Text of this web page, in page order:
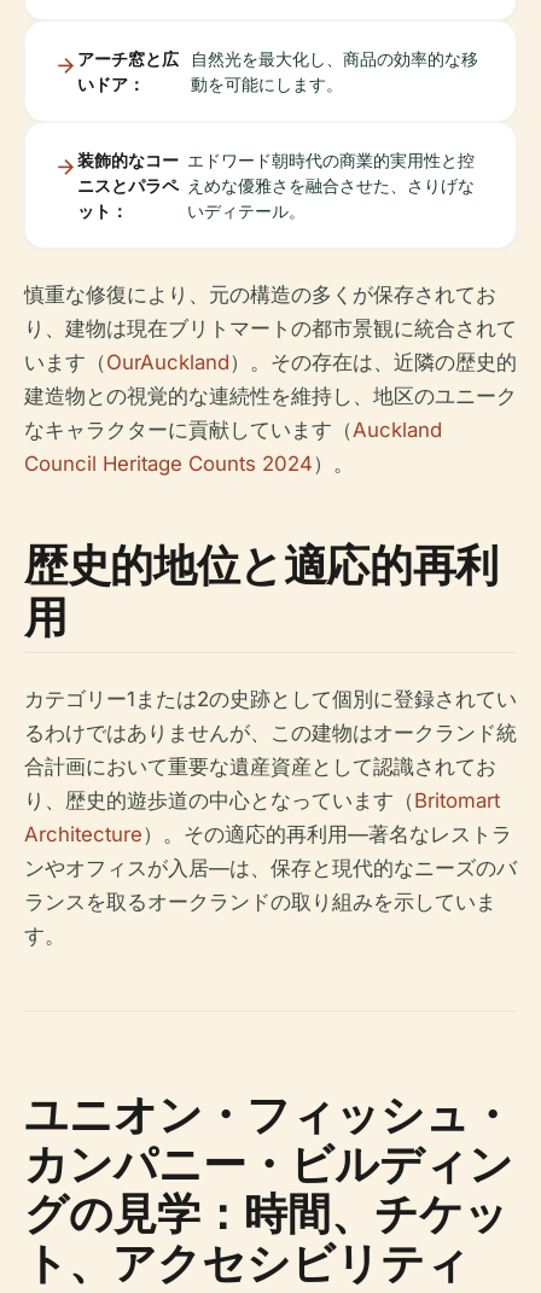
アーチ窓と広
いドア：
自然光を最大化し、商品の効率的な移
動を可能にします。
装飾的なコー
ニスとパラペ
ット：
エドワード朝時代の商業的実用性と控
えめな優雅さを融合させた、さりげな
いディテール。
慎重な修復により、元の構造の多くが保存されてお
り、建物は現在ブリトマートの都市景観に統合されて
います（OurAuckland）。その存在は、近隣の歴史的
建造物との視覚的な連続性を維持し、地区のユニーク
なキャラクターに貢献しています（Auckland
Council Heritage Counts 2024）。
歴史的地位と適応的再利
用
カテゴリー1または2の史跡として個別に登録されてい
るわけではありませんが、この建物はオークランド統
合計画において重要な遺産資産として認識されてお
り、歴史的遊歩道の中心となっています（Britomart
Architecture）。その適応的再利用—著名なレストラ
ンやオフィスが入居—は、保存と現代的なニーズのバ
ランスを取るオークランドの取り組みを示していま
す。
ユニオン・フィッシュ・
カンパニー・ビルディン
グの見学：時間、チケッ
ト、アクセシビリティ